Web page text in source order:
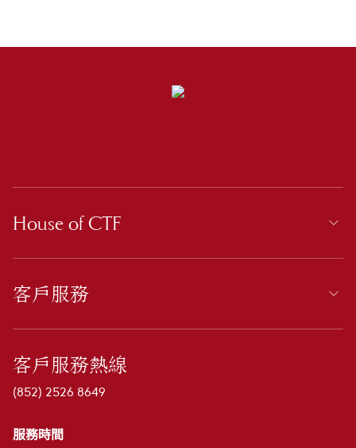
House of CTF
客戶服務
客戶服務熱線
(852) 2526 8649
服務時間